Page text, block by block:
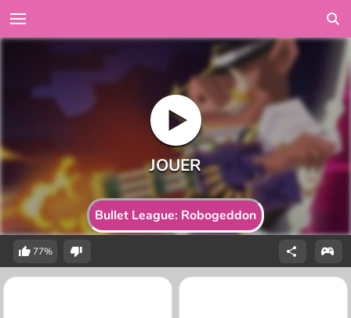
Bullet League: Robogeddon
77%